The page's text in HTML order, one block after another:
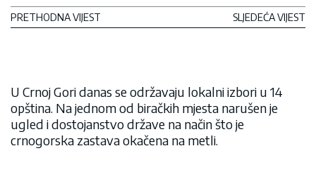
PRETHODNA VIJEST SLJEDEĆA VIJEST
U Crnoj Gori danas se održavaju lokalni izbori u 14
opština. Na jednom od biračkih mjesta narušen je
ugled i dostojanstvo države na način što je
crnogorska zastava okačena na metli.